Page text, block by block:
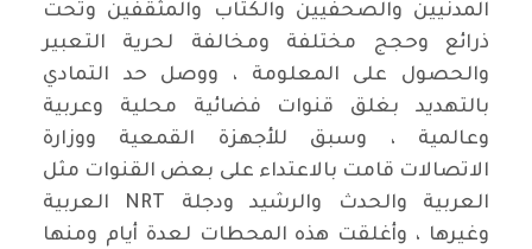
المدنيين والصحفيين والكتاب والمثقفين وتحت
ذرائع وحجج مختلفة ومخالفة لحرية التعبير
والحصول على المعلومة ، ووصل حد التمادي
بالتهديد بغلق قنوات فضائية محلية وعربية
وعالمية ، وسبق للأجهزة القمعية ووزارة
الاتصالات قامت بالاعتداء على بعض القنوات مثل
العربية والحدث والرشيد ودجلة NRT العربية
وغيرها ، وأغلقت هذه المحطات لعدة أيام ومنها